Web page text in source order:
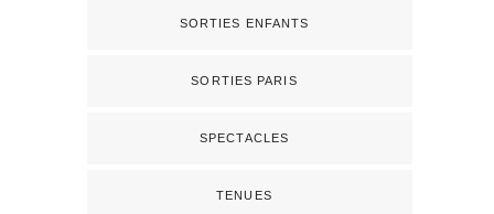
SORTIES ENFANTS
SORTIES PARIS
SPECTACLES
TENUES